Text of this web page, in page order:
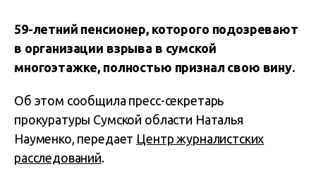
59-летний пенсионер, которого подозревают
в организации взрыва в сумской
многоэтажке, полностью признал свою вину.
Об этом сообщила пресс-секретарь
прокуратуры Сумской области Наталья
Науменко, передает Центр журналистских
расследований.